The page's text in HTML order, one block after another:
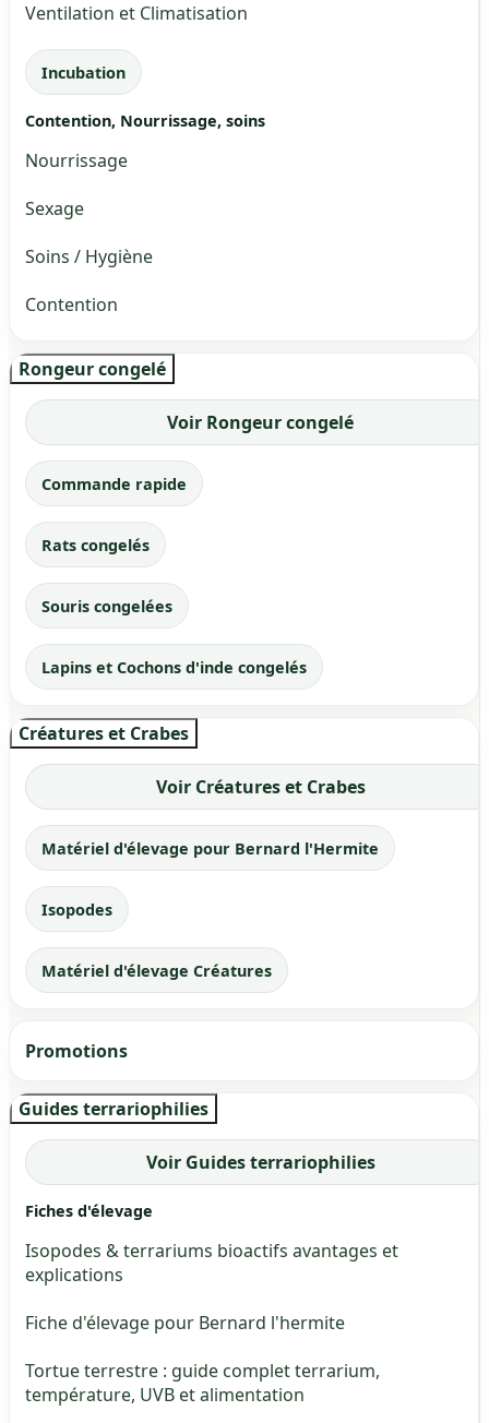
Ventilation et Climatisation
Incubation
Contention, Nourrissage, soins
Nourrissage
Sexage
Soins / Hygiène
Contention
Rongeur congelé
Voir Rongeur congelé
Commande rapide
Rats congelés
Souris congelées
Lapins et Cochons d'inde congelés
Créatures et Crabes
Voir Créatures et Crabes
Matériel d'élevage pour Bernard l'Hermite
Isopodes
Matériel d'élevage Créatures
Promotions
Guides terrariophilies
Voir Guides terrariophilies
Fiches d'élevage
Isopodes & terrariums bioactifs avantages et
explications
Fiche d'élevage pour Bernard l'hermite
Tortue terrestre : guide complet terrarium,
température, UVB et alimentation